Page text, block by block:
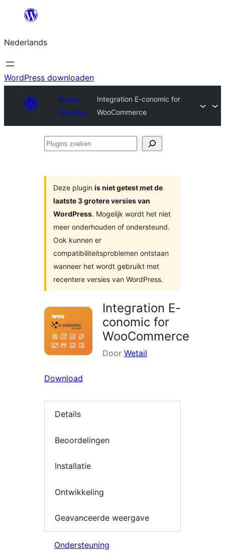
de
inhoud
Nederlands
WordPress downloaden
Plugin
Directory
Integration E-conomic for
WooCommerce
Plugins
Deze plugin is niet getest met de
laatste 3 grotere versies van
WordPress. Mogelijk wordt het niet
meer onderhouden of ondersteund.
Ook kunnen er
compatibiliteitsproblemen ontstaan
wanneer het wordt gebruikt met
recentere versies van WordPress.
Integration E-
conomic for
WooCommerce
Door Wetail
Download
Details
Beoordelingen
Installatie
Ontwikkeling
Geavanceerde weergave
Ondersteuning